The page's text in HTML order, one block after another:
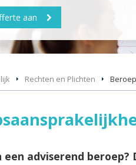
aan
Rechten en Plichten
adviserend